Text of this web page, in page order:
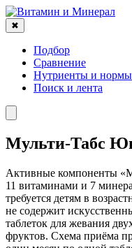
✖
Подбор
Сравнение
Нутриенты и нормы
Поиск и лента
Мульти-Табс
Активные компоненты
11 витаминами и 7
требуется детям в
не содержит
таблеток для жевания
фруктов. Схема приёма